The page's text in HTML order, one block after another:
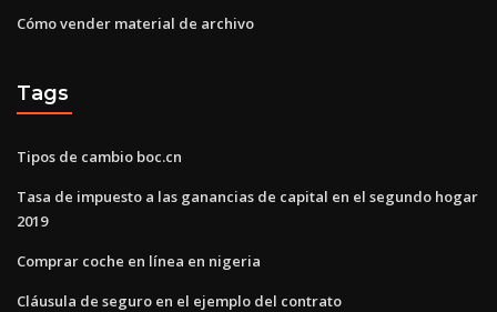
Cómo vender material de archivo
Tags
Tipos de cambio boc.cn
Tasa de impuesto a las ganancias de capital en el segundo hogar
2019
Comprar coche en línea en nigeria
Cláusula de seguro en el ejemplo del contrato